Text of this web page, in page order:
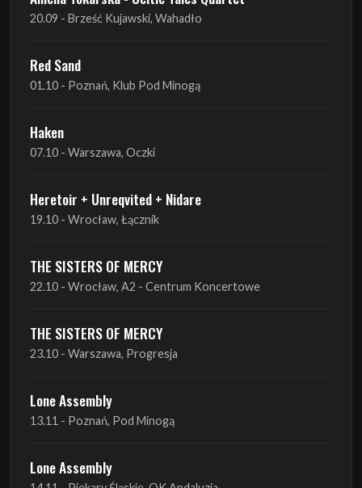
Haken
Heretoir + Unreqvited + Nidare
THE SISTERS OF MERCY
22.10 - Wrocław, A2 - Centrum Koncertowe
THE SISTERS OF MERCY
Lone Assembly
Lone Assembly
14.11 - Piekary Śląskie, OK Andaluzja
Lone Assembly
15.11 - Warszawa, Potok